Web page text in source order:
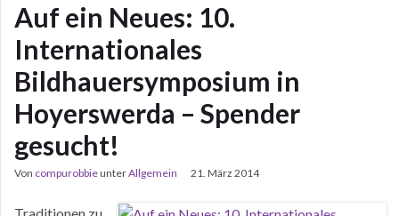
Auf ein Neues: 10.
Internationales
Bildhauersymposium in
Hoyerswerda – Spender
gesucht!
Von compurobbieunterAllgemein 21. März 2014